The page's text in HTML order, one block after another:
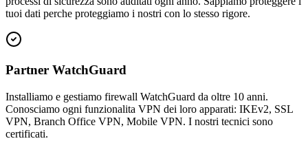
tuoi dati perche proteggiamo i nostri con lo stesso rigore.
Partner WatchGuard
Installiamo e gestiamo firewall WatchGuard da oltre 10 anni.
Conosciamo ogni funzionalita VPN dei loro apparati: IKEv2, SSL
VPN, Branch Office VPN, Mobile VPN. I nostri tecnici sono
certificati.